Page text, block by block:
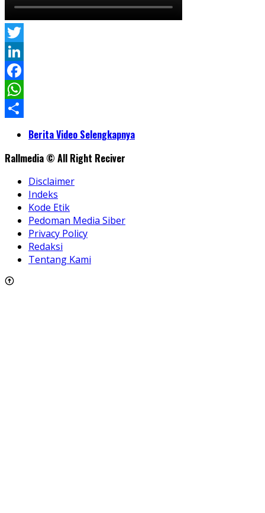
Twitter
LinkedIn
Facebook
WhatsApp
ShareBerita Video Selengkapnya
Rallmedia © All Right Reciver
Disclaimer
Indeks
Kode Etik
Pedoman Media Siber
Privacy Policy
Redaksi
Tentang Kami